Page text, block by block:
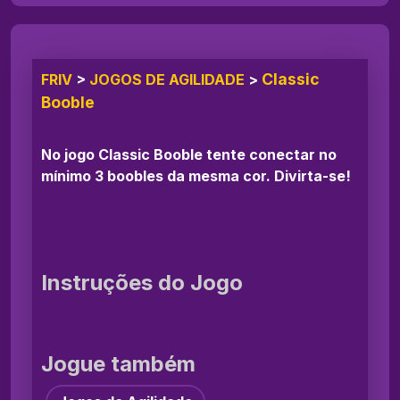
FRIV > JOGOS DE AGILIDADE > Classic
Booble
No jogo Classic Booble tente conectar no
mínimo 3 boobles da mesma cor. Divirta-se!
Instruções do Jogo
Jogue também